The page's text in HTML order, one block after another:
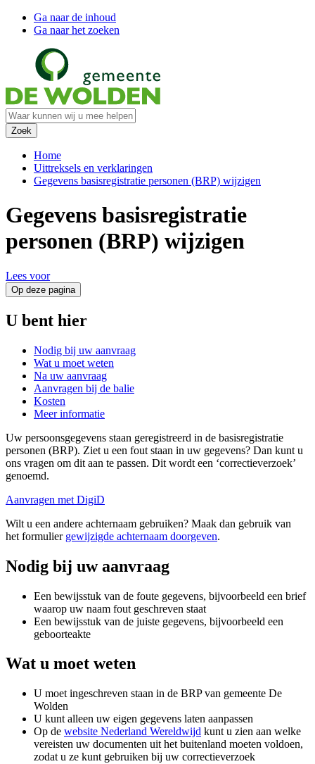
Ga naar de inhoud
Ga naar het zoeken
Home
Uittreksels en verklaringen
Gegevens basisregistratie personen (BRP) wijzigen
Gegevens basisregistratie
personen (BRP) wijzigen
Lees voor
Op deze pagina
U bent hier
Nodig bij uw aanvraag
Wat u moet weten
Na uw aanvraag
Aanvragen bij de balie
Kosten
Meer informatie
Uw persoonsgegevens staan geregistreerd in de basisregistratie
personen (BRP). Ziet u een fout staan in uw gegevens? Dan kunt u
ons vragen om dit aan te passen. Dit wordt een ‘correctieverzoek’
genoemd.
Aanvragen met DigiD
Wilt u een andere achternaam gebruiken? Maak dan gebruik van
het formulier gewijzigde achternaam doorgeven.
Nodig bij uw aanvraag
Een bewijsstuk van de foute gegevens, bijvoorbeeld een brief
waarop uw naam fout geschreven staat
Een bewijsstuk van de juiste gegevens, bijvoorbeeld een
geboorteakte
Wat u moet weten
U moet ingeschreven staan in de BRP van gemeente De
Wolden
U kunt alleen uw eigen gegevens laten aanpassen
Op de website Nederland Wereldwijd kunt u zien aan welke
vereisten uw documenten uit het buitenland moeten voldoen,
zodat u ze kunt gebruiken bij uw correctieverzoek